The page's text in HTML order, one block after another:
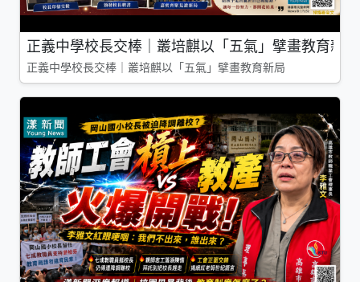
正義中學校長交棒｜叢培麒以「五氣」擘畫教育新局
正義中學校長交棒｜叢培麒以「五氣」擘畫教育新局